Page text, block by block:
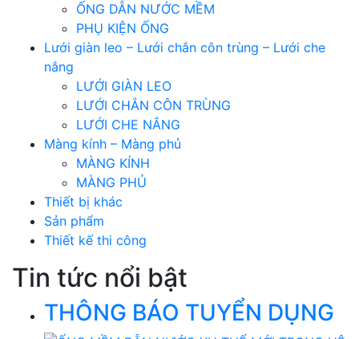
ỐNG DẪN NƯỚC MỀM
PHỤ KIỆN ỐNG
Lưới giàn leo – Lưới chắn côn trùng – Lưới che
nắng
LƯỚI GIÀN LEO
LƯỚI CHẮN CÔN TRÙNG
LƯỚI CHE NẮNG
Màng kính – Màng phủ
MÀNG KÍNH
MÀNG PHỦ
Thiết bị khác
Sản phẩm
Thiết kế thi công
Tin tức nổi bật
THÔNG BÁO TUYỂN DỤNG